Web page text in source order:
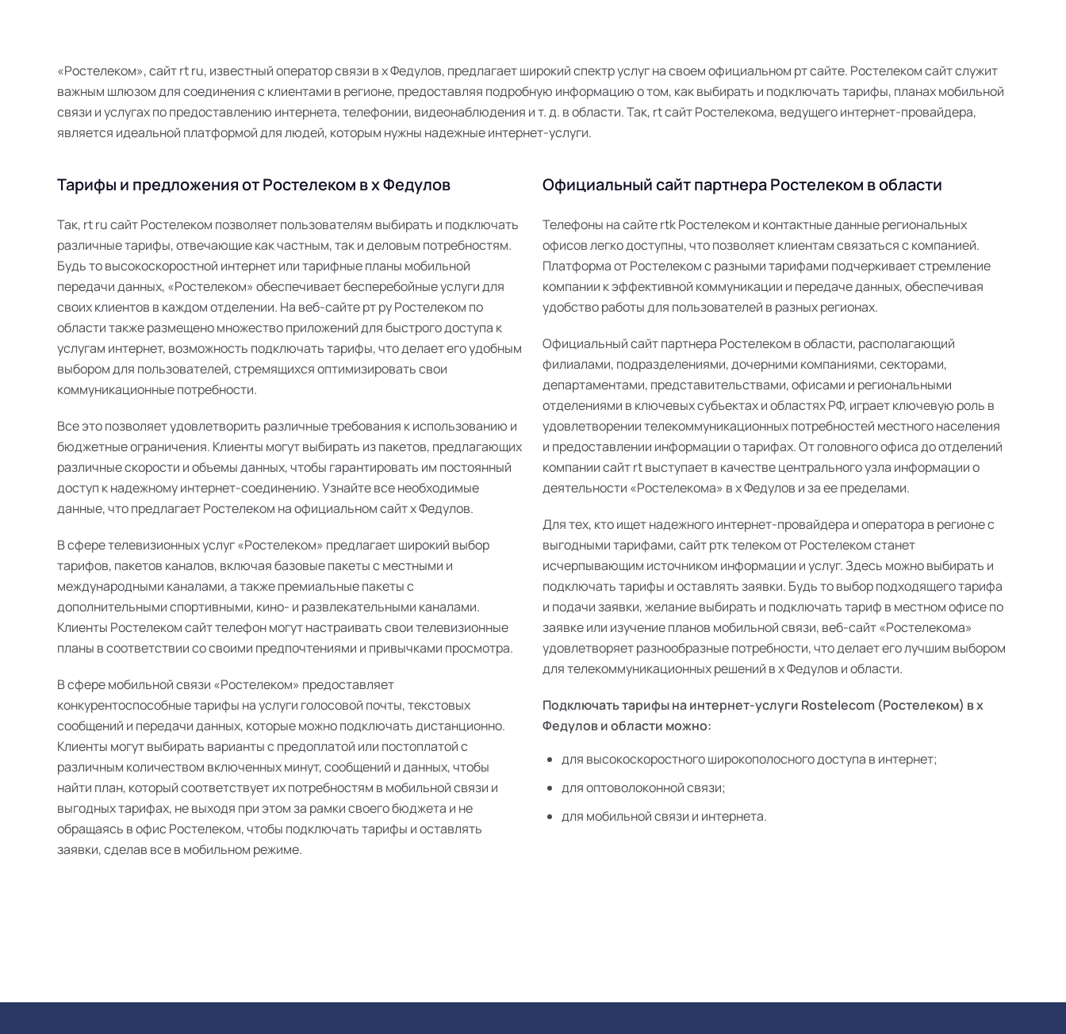
«Ростелеком», сайт rt ru, известный оператор связи в х Федулов, предлагает широкий спектр услуг на своем официальном рт сайте. Ростелеком сайт служит
важным шлюзом для соединения с клиентами в регионе, предоставляя подробную информацию о том, как выбирать и подключать тарифы, планах мобильной
связи и услугах по предоставлению интернета, телефонии, видеонаблюдения и т. д. в области. Так, rt сайт Ростелекома, ведущего интернет-провайдера,
является идеальной платформой для людей, которым нужны надежные интернет-услуги.
Тарифы и предложения от Ростелеком в х Федулов
Так, rt ru сайт Ростелеком позволяет пользователям выбирать и подключать
различные тарифы, отвечающие как частным, так и деловым потребностям.
Будь то высокоскоростной интернет или тарифные планы мобильной
передачи данных, «Ростелеком» обеспечивает бесперебойные услуги для
своих клиентов в каждом отделении. На веб-сайте рт ру Ростелеком по
области также размещено множество приложений для быстрого доступа к
услугам интернет, возможность подключать тарифы, что делает его удобным
выбором для пользователей, стремящихся оптимизировать свои
коммуникационные потребности.
Все это позволяет удовлетворить различные требования к использованию и
бюджетные ограничения. Клиенты могут выбирать из пакетов, предлагающих
различные скорости и объемы данных, чтобы гарантировать им постоянный
доступ к надежному интернет-соединению. Узнайте все необходимые
данные, что предлагает Ростелеком на официальном сайт х Федулов.
В сфере телевизионных услуг «Ростелеком» предлагает широкий выбор
тарифов, пакетов каналов, включая базовые пакеты с местными и
международными каналами, а также премиальные пакеты с
дополнительными спортивными, кино- и развлекательными каналами.
Клиенты Ростелеком сайт телефон могут настраивать свои телевизионные
планы в соответствии со своими предпочтениями и привычками просмотра.
В сфере мобильной связи «Ростелеком» предоставляет
конкурентоспособные тарифы на услуги голосовой почты, текстовых
сообщений и передачи данных, которые можно подключать дистанционно.
Клиенты могут выбирать варианты с предоплатой или постоплатой с
различным количеством включенных минут, сообщений и данных, чтобы
найти план, который соответствует их потребностям в мобильной связи и
выгодных тарифах, не выходя при этом за рамки своего бюджета и не
обращаясь в офис Ростелеком, чтобы подключать тарифы и оставлять
заявки, сделав все в мобильном режиме.
Официальный сайт партнера Ростелеком в области
Телефоны на сайте rtk Ростелеком и контактные данные региональных
офисов легко доступны, что позволяет клиентам связаться с компанией.
Платформа от Ростелеком с разными тарифами подчеркивает стремление
компании к эффективной коммуникации и передаче данных, обеспечивая
удобство работы для пользователей в разных регионах.
Официальный сайт партнера Ростелеком в области, располагающий
филиалами, подразделениями, дочерними компаниями, секторами,
департаментами, представительствами, офисами и региональными
отделениями в ключевых субъектах и областях РФ, играет ключевую роль в
удовлетворении телекоммуникационных потребностей местного населения
и предоставлении информации о тарифах. От головного офиса до отделений
компании сайт rt выступает в качестве центрального узла информации о
деятельности «Ростелекома» в х Федулов и за ее пределами.
Для тех, кто ищет надежного интернет-провайдера и оператора в регионе с
выгодными тарифами, сайт ртк телеком от Ростелеком станет
исчерпывающим источником информации и услуг. Здесь можно выбирать и
подключать тарифы и оставлять заявки. Будь то выбор подходящего тарифа
и подачи заявки, желание выбирать и подключать тариф в местном офисе по
заявке или изучение планов мобильной связи, веб-сайт «Ростелекома»
удовлетворяет разнообразные потребности, что делает его лучшим выбором
для телекоммуникационных решений в х Федулов и области.
Подключать тарифы на интернет-услуги Rostelecom (Ростелеком) в х
Федулов и области можно:
для высокоскоростного широкополосного доступа в интернет;
для оптоволоконной связи;
для мобильной связи и интернета.